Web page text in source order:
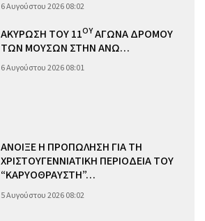
6 Αυγούστου 2026 08:02
ΑΚΥΡΩΣΗ ΤΟΥ 11ΟΥΑΓΩΝΑ ΔΡΟΜΟΥ
ΤΩΝ ΜΟΥΣΩΝ ΣΤΗΝ ΑΝΩ…
6 Αυγούστου 2026 08:01
ΑΝΟΙΞΕ Η ΠΡΟΠΩΛΗΣΗ ΓΙΑ ΤΗ
ΧΡΙΣΤΟΥΓΕΝΝΙΑΤΙΚΗ ΠΕΡΙΟΔΕΙΑ ΤΟΥ
“ΚΑΡΥΟΘΡΑΥΣΤΗ”…
5 Αυγούστου 2026 08:02